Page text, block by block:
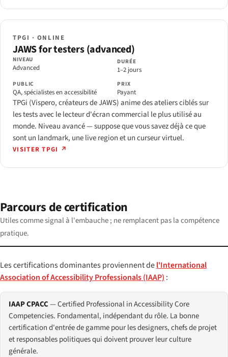
TPGI · ONLINE
JAWS for testers (advanced)
NIVEAU
Advanced
DURÉE
1–2 jours
PUBLIC
QA, spécialistes en accessibilité
PRIX
Payant
TPGi (Vispero, créateurs de JAWS) anime des ateliers ciblés sur
les tests avec le lecteur d'écran commercial le plus utilisé au
monde. Niveau avancé — suppose que vous savez déjà ce que
sont un landmark, une live region et un curseur virtuel.
VISITER TPGI ↗
Parcours de certification
Utiles comme signal à l'embauche ; ne remplacent pas la compétence
pratique.
Les certifications dominantes proviennent del'International
Association of Accessibility Professionals (IAAP) :
IAAP CPACC— Certified Professional in Accessibility Core
Competencies. Fondamental, indépendant du rôle. La bonne
certification d'entrée de gamme pour les designers, chefs de projet
et responsables politiques qui doivent prouver leur culture
générale.